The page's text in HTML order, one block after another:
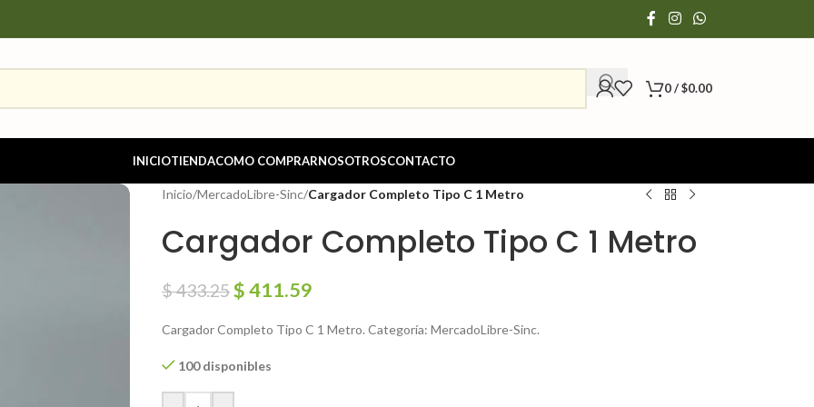
0/$0.00
INICIOTIENDACOMO COMPRARNOSOTROSCONTACTO
Inicio/MercadoLibre-Sinc/Cargador Completo Tipo C 1 Metro
Cargador Completo Tipo C 1 Metro
$433.25$411.59
Cargador Completo Tipo C 1 Metro. Categoría: MercadoLibre-Sinc.
100 disponibles